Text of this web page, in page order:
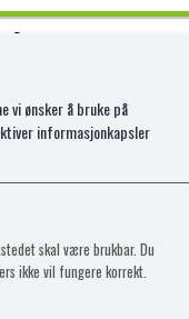
vi ønsker å bruke på
informasjonkapsler
skal være brukbar. Du
ikke vil fungere korrekt.